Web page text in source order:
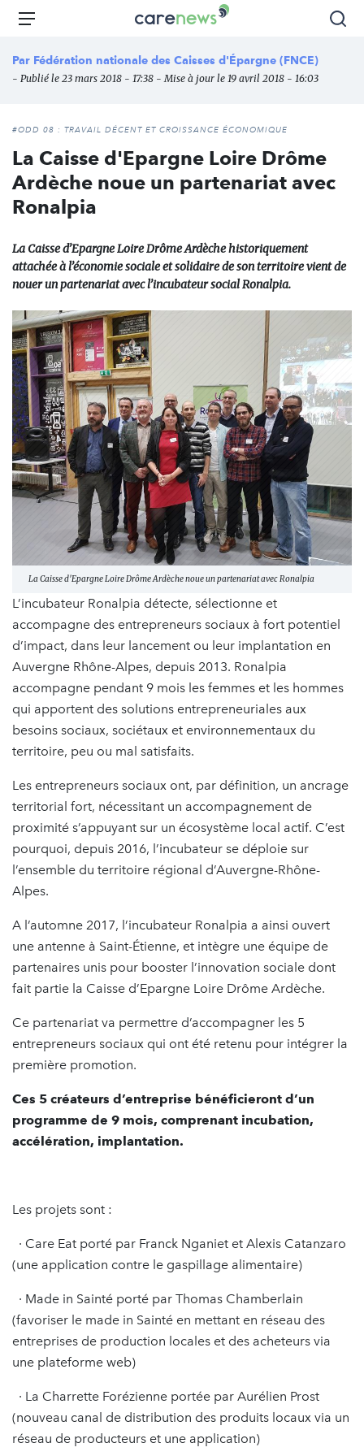
Aller
principal
Carenews,
média
des
l'engagement
Menu
Par Fédération nationale des Caisses d'Épargne (FNCE)
- Publié le 23 mars 2018 - 17:38 - Mise à jour le 19 avril 2018 - 16:03
#ODD 08 : TRAVAIL DÉCENT ET CROISSANCE ÉCONOMIQUE
La Caisse d'Epargne Loire Drôme
Ardèche noue un partenariat avec
Ronalpia
La Caisse d’Epargne Loire Drôme Ardèche historiquement
attachée à l’économie sociale et solidaire de son territoire vient de
nouer un partenariat avec l’incubateur social Ronalpia.
La Caisse d'Epargne Loire Drôme Ardèche noue un partenariat avec Ronalpia
L’incubateur Ronalpia détecte, sélectionne et
accompagne des entrepreneurs sociaux à fort potentiel
d’impact, dans leur lancement ou leur implantation en
Auvergne Rhône-Alpes, depuis 2013. Ronalpia
accompagne pendant 9 mois les femmes et les hommes
qui apportent des solutions entrepreneuriales aux
besoins sociaux, sociétaux et environnementaux du
territoire, peu ou mal satisfaits.
Les entrepreneurs sociaux ont, par définition, un ancrage
territorial fort, nécessitant un accompagnement de
proximité s’appuyant sur un écosystème local actif. C’est
pourquoi, depuis 2016, l’incubateur se déploie sur
l’ensemble du territoire régional d’Auvergne-Rhône-
Alpes.
A l’automne 2017, l’incubateur Ronalpia a ainsi ouvert
une antenne à Saint-Étienne, et intègre une équipe de
partenaires unis pour booster l’innovation sociale dont
fait partie la Caisse d’Epargne Loire Drôme Ardèche.
Ce partenariat va permettre d’accompagner les 5
entrepreneurs sociaux qui ont été retenu pour intégrer la
première promotion.
Ces 5 créateurs d’entreprise bénéficieront d’un
programme de 9 mois, comprenant incubation,
accélération, implantation.
Les projets sont :
· Care Eat porté par Franck Nganiet et Alexis Catanzaro
(une application contre le gaspillage alimentaire)
· Made in Sainté porté par Thomas Chamberlain
(favoriser le made in Sainté en mettant en réseau des
entreprises de production locales et des acheteurs via
une plateforme web)
· La Charrette Forézienne portée par Aurélien Prost
(nouveau canal de distribution des produits locaux via un
réseau de producteurs et une application)